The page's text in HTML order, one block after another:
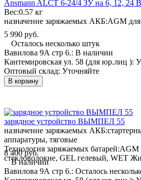
Ansmann ALCT 6-24/4 ЗУ на 6, 12, 24 В
Вес:0.57 кг
назначение заряжаемых АКБ:AGM
5 990 руб.
Осталось несколько штук
Вавилова 9А стр 6.: В наличии
Кантемировская ул. 58 (для юр.лиц ):
Оптовый склад: Уточняйте
В корзину
зарядное устройство ВЫМПЕЛ 55
назначение заряжаемых АКБ:
аппаратуры, тяговые
Технология заряжаемых батарей:AGM
стекловолокне, GEL гелевый, WET
8 400 руб.
В наличии
Вавилова 9А стр 6.: Осталось